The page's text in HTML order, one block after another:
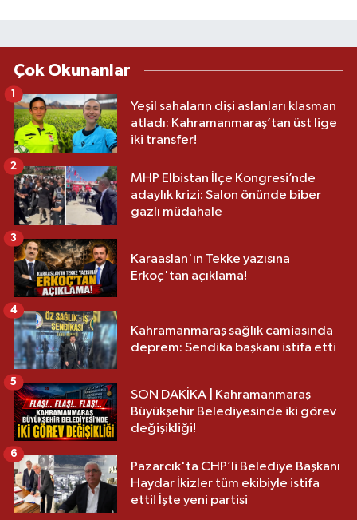
Çok Okunanlar
Yeşil sahaların dişi aslanları klasman
atladı: Kahramanmaraş’tan üst lige
iki transfer!
1
MHP Elbistan İlçe Kongresi’nde
adaylık krizi: Salon önünde biber
gazlı müdahale
2
Karaaslan'ın Tekke yazısına
Erkoç'tan açıklama!
3
Kahramanmaraş sağlık camiasında
deprem: Sendika başkanı istifa etti
4
SON DAKİKA | Kahramanmaraş
Büyükşehir Belediyesinde iki görev
değişikliği!
5
Pazarcık'ta CHP’li Belediye Başkanı
Haydar İkizler tüm ekibiyle istifa
etti! İşte yeni partisi
6